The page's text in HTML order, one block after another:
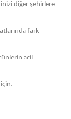
diğer şehirlere
fark
acil